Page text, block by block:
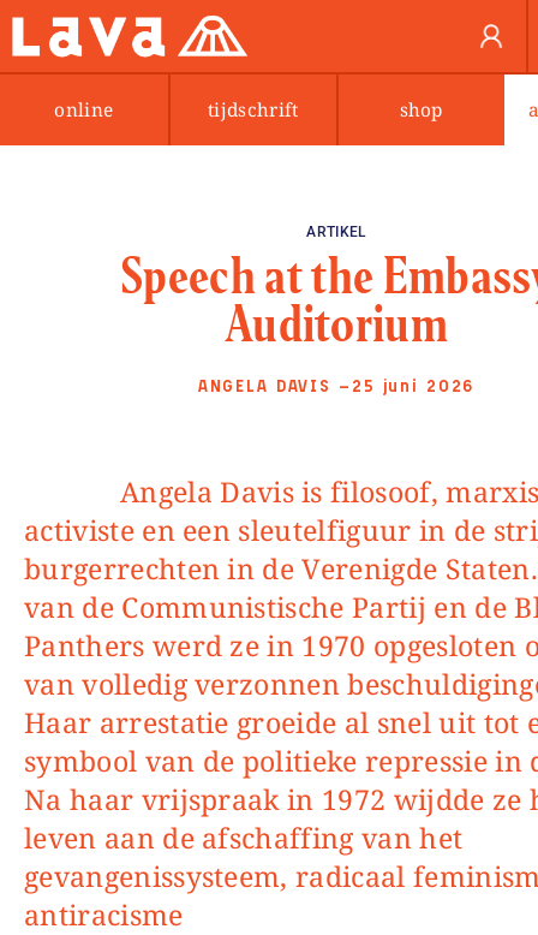
online tijdschrift shop
ARTIKEL
Speech at the
Auditorium
ANGELA DAVIS —25 juni 2026
Angela Davis is filosoof, marxistisch
activiste en een sleutelfiguur in de
burgerrechten in de Verenigde
van de Communistische Partij en de
Panthers werd ze in 1970 opgesloten
van volledig verzonnen
Haar arrestatie groeide al snel uit tot
symbool van de politieke repressie in
Na haar vrijspraak in 1972 wijdde ze
leven aan de afschaffing van het
gevangenissysteem, radicaal
antiracisme